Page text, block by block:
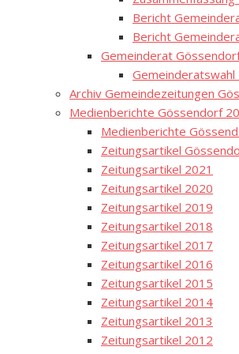
Bericht
Bericht
Gemeinderat
Gemeinderatswahl
Archiv Gemeindezeitungen
Medienberichte Gössendorf
Medienberichte
Zeitungsartikel
Zeitungsartikel 2021
Zeitungsartikel 2020
Zeitungsartikel 2019
Zeitungsartikel 2018
Zeitungsartikel 2017
Zeitungsartikel 2016
Zeitungsartikel 2015
Zeitungsartikel 2014
Zeitungsartikel 2013
Zeitungsartikel 2012